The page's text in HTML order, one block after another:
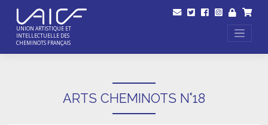
content
UNION ARTISTIQUE ET
INTELLECTUELLE DES
CHEMINOTS FRANÇAIS
ARTS CHEMINOTS N°18